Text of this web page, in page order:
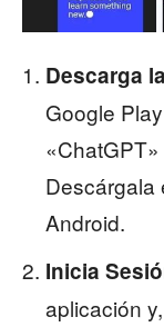
Descarga
Google
Descárgala
Android.
Inicia
aplicación